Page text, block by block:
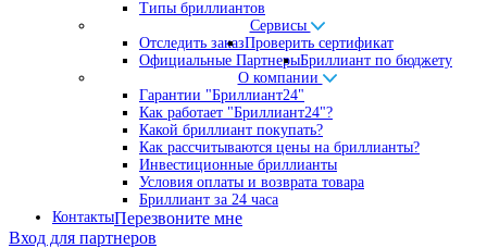
Типы бриллиантов
Сервисы
Отследить заказПроверить сертификат
Официальные ПартнерыБриллиант по бюджету
О компании
Гарантии "Бриллиант24"
Как работает "Бриллиант24"?
Какой бриллиант покупать?
Как рассчитываются цены на бриллианты?
Инвестиционные бриллианты
Условия оплаты и возврата товара
Бриллиант за 24 часа
КонтактыПерезвоните мне
Вход для партнеров